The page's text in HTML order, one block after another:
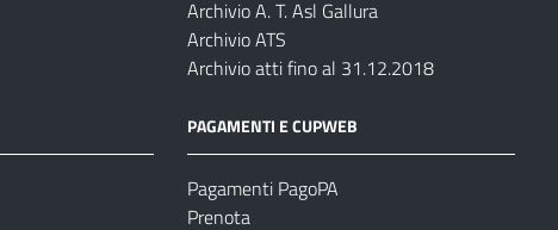
Archivio A. T. Asl Gallura
Archivio ATS
Archivio atti fino al 31.12.2018
PAGAMENTI E CUPWEB
Pagamenti PagoPA
Prenota